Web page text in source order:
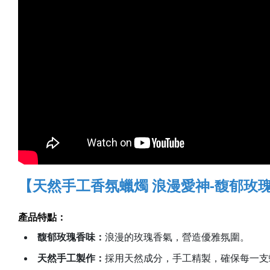
【天然手工香氛蠟燭 浪漫愛神-馥郁玫瑰
產品特點：
馥郁玫瑰香味 ： 浪漫的玫瑰香氣，營造優雅氛圍。
天然手工製作： 採用天然成分，手工精製，確保每一支